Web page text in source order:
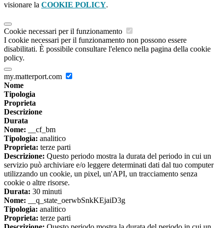
visionare la COOKIE POLICY.
Cookie necessari per il funzionamento
I cookie necessari per il funzionamento non possono essere
disabilitati. È possibile consultare l'elenco nella pagina della cookie
policy.
my.matterport.com
Nome
Tipologia
Proprieta
Descrizione
Durata
Nome: __cf_bm
Tipologia: analitico
Proprieta: terze parti
Descrizione: Questo periodo mostra la durata del periodo in cui un
servizio può archiviare e/o leggere determinati dati dal tuo computer
utilizzando un cookie, un pixel, un'API, un tracciamento senza
cookie o altre risorse.
Durata: 30 minuti
Nome: __q_state_oerwbSnkKEjaiD3g
Tipologia: analitico
Proprieta: terze parti